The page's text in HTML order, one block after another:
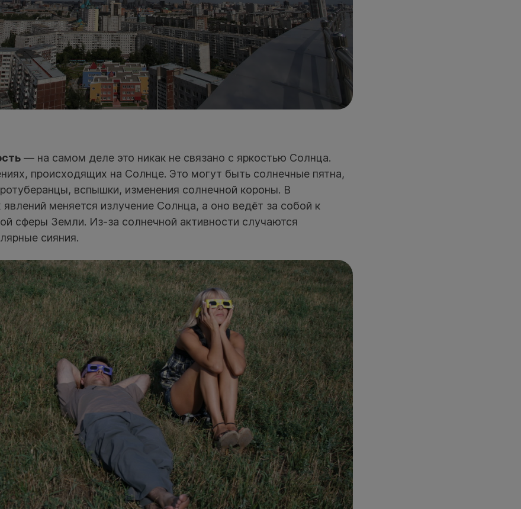
— на самом деле это никак не связано с яркостью Солнца.
происходящих на Солнце. Это могут быть солнечные пятна,
вспышки, изменения солнечной короны. В
явлений меняется излучение Солнца, а оно ведёт за собой к
сферы Земли. Из-за солнечной активности случаются
сияния.